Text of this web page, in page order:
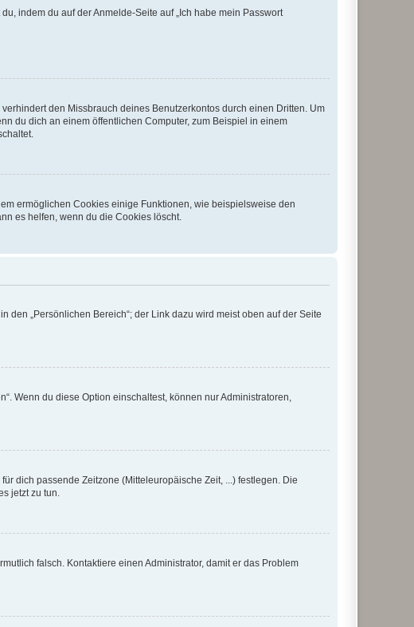
indem du auf der Anmelde-Seite auf „Ich habe mein Passwort
den Missbrauch deines Benutzerkontos durch einen Dritten. Um
du dich an einem öffentlichen Computer, zum Beispiel in einem
ermöglichen Cookies einige Funktionen, wie beispielsweise den
es helfen, wenn du die Cookies löscht.
„Persönlichen Bereich“; der Link dazu wird meist oben auf der Seite
Wenn du diese Option einschaltest, können nur Administratoren,
dich passende Zeitzone (Mitteleuropäische Zeit, ...) festlegen. Die
jetzt zu tun.
falsch. Kontaktiere einen Administrator, damit er das Problem